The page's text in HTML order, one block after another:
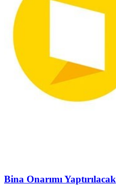
Bina Onarımı Yaptırılacak